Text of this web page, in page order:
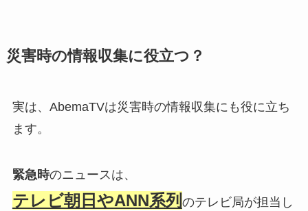
災害時の情報収集に役立つ？
実は、AbemaTVは災害時の情報収集にも役に立ち
ます。
緊急時のニュースは、
テレビ朝日やANN系列 のテレビ局が担当し